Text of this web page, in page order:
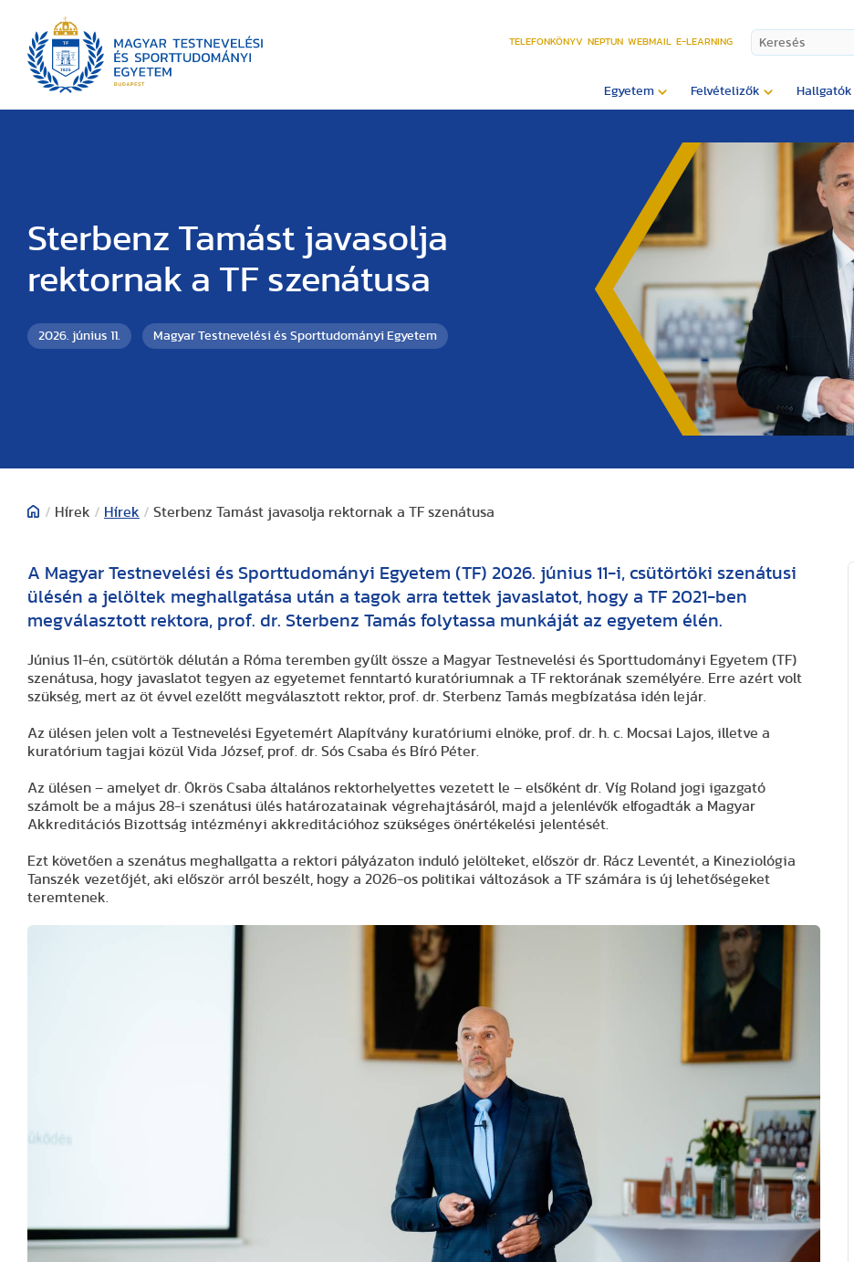
TELEFONKÖNYV NEPTUN WEBMAIL E-LEARNING
Egyetem Felvételizők Hallgatók
Sterbenz Tamást javasolja
rektornak a TF szenátusa
2026. június 11. Magyar Testnevelési és Sporttudományi Egyetem
/ Hírek / Hírek / Sterbenz Tamást javasolja rektornak a TF szenátusa
A Magyar Testnevelési és Sporttudományi Egyetem (TF) 2026. június 11-i, csütörtöki szenátusi
ülésén a jelöltek meghallgatása után a tagok arra tettek javaslatot, hogy a TF 2021-ben
megválasztott rektora, prof. dr. Sterbenz Tamás folytassa munkáját az egyetem élén.
Június 11-én, csütörtök délután a Róma teremben gyűlt össze a Magyar Testnevelési és Sporttudományi Egyetem (TF)
szenátusa, hogy javaslatot tegyen az egyetemet fenntartó kuratóriumnak a TF rektorának személyére. Erre azért volt
szükség, mert az öt évvel ezelőtt megválasztott rektor, prof. dr. Sterbenz Tamás megbízatása idén lejár.
Az ülésen jelen volt a Testnevelési Egyetemért Alapítvány kuratóriumi elnöke, prof. dr. h. c. Mocsai Lajos, illetve a
kuratórium tagjai közül Vida József, prof. dr. Sós Csaba és Bíró Péter.
Az ülésen – amelyet dr. Ökrös Csaba általános rektorhelyettes vezetett le – elsőként dr. Víg Roland jogi igazgató
számolt be a május 28-i szenátusi ülés határozatainak végrehajtásáról, majd a jelenlévők elfogadták a Magyar
Akkreditációs Bizottság intézményi akkreditációhoz szükséges önértékelési jelentését.
Ezt követően a szenátus meghallgatta a rektori pályázaton induló jelölteket, először dr. Rácz Leventét, a Kineziológia
Tanszék vezetőjét, aki először arról beszélt, hogy a 2026-os politikai változások a TF számára is új lehetőségeket
teremtenek.